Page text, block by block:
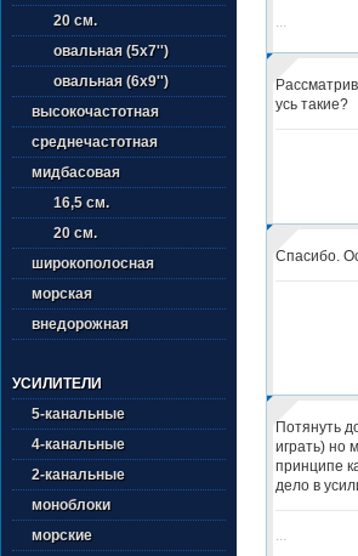
20 см.
овальная (5х7'')
овальная (6х9'')
высокочастотная
среднечастотная
мидбасовая
16,5 см.
20 см.
широкополосная
морская
внедорожная
УСИЛИТЕЛИ
5-канальные
4-канальные
2-канальные
моноблоки
морские
...
усь такие?
Спасибо.
Потянуть
играть) но
принципе
дело в
...